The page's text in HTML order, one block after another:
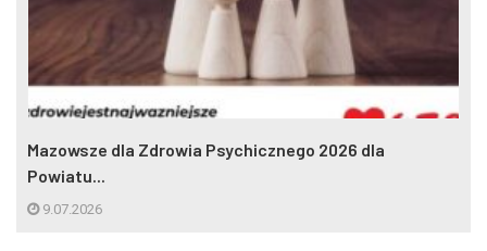
Mazowsze dla Zdrowia Psychicznego 2026 dla
Powiatu...
9.07.2026